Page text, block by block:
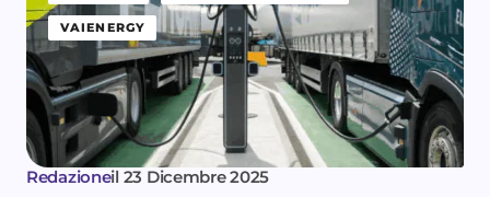
VAIENERGY
Redazioneil 23 Dicembre 2025